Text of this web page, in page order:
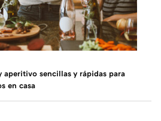
aperitivo sencillas y rápidas para
en casa